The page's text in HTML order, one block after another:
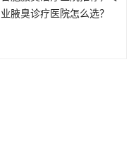
业腋臭诊疗医院怎么选？